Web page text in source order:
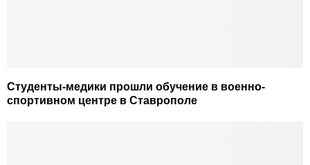
Студенты-медики прошли обучение в военно-
спортивном центре в Ставрополе